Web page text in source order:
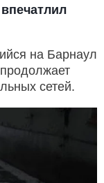
на Барнаул
сетей.